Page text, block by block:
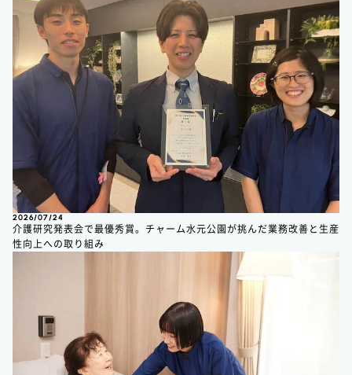
2026/07/24
介護研究発表会で最優秀賞。チャーム水元公園が挑んだ業務改善と生産
性向上への取り組み